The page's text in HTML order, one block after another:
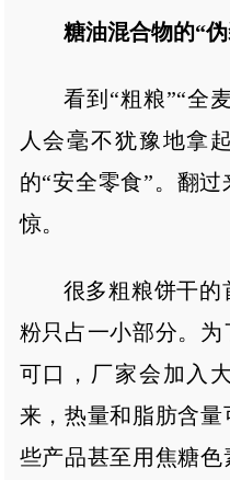
糖油混合物的“
看到“粗粮”“全
人会毫不犹豫地拿
的“安全零食”。翻
惊。
很多粗粮饼干的
粉只占一小部分。
可口，厂家会加入
来，热量和脂肪含
些产品甚至用焦糖